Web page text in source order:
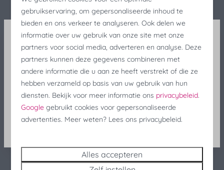
Wifi
Keuken
Gasfornuis: 4-pits
Keuken
Afzuigkap
Filter koffieapparaat
Waterkoker: Elektrische waterkoker
Senseo
Bestek
Keukengerei
badkamer maakt dit appartement helemaal af. Dit
appartement is ideaal als uitvalsbasis, aangezien het
dichtbij het strand, de zee, de jachthaven en het
centrum van Breskens ligt.
Zoekt u een comfortabel vakantieverblijf in Breskens
met een schitterende ligging aan het water? Dan is
Port Scaldis 19-42 de ideale keuze voor een
zorgeloze vakantie in Zeeland.
Visserijfeesten Korting
Nog lastminute op zoek naar een verblijf tijdens de
visserijfeesten? Geniet nog last minute van 25%
Korting!
Zoek en Boek
gebruikservaring, om gepersonaliseerde inhoud te
bieden en ons verkeer te analyseren. Ook delen we
informatie over uw gebruik van onze site met onze
partners voor social media, adverteren en analyse. Deze
partners kunnen deze gegevens combineren met
andere informatie die u aan ze heeft verstrekt of die ze
hebben verzameld op basis van uw gebruik van hun
diensten. Bekijk voor meer informatie ons privacybeleid.
Google gebruikt cookies voor gepersonaliseerde
advertenties. Meer weten? Lees ons privacybeleid.
Alles accepteren